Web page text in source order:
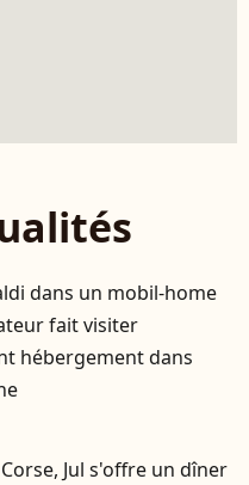
dans un mobil-home
fait visiter
hébergement dans
Jul s'offre un dîner